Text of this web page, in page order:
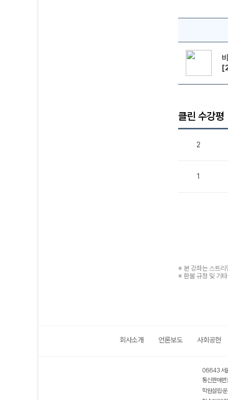
클린 수강평
2
1
※ 본 강좌는 스트리
※ 환불 규정 및 기
회사소개 언론보도 사회공헌
06643 서
통신판매
학원설립·